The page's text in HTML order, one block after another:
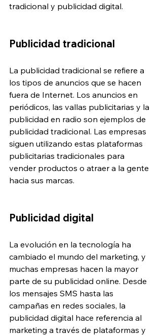
tradicional y publicidad digital.
Publicidad tradicional
La publicidad tradicional se refiere a
los tipos de anuncios que se hacen
fuera de Internet. Los anuncios en
periódicos, las vallas publicitarias y la
publicidad en radio son ejemplos de
publicidad tradicional. Las empresas
siguen utilizando estas plataformas
publicitarias tradicionales para
vender productos o atraer a la gente
hacia sus marcas.
Publicidad digital
La evolución en la tecnología ha
cambiado el mundo del marketing, y
muchas empresas hacen la mayor
parte de su publicidad online. Desde
los mensajes SMS hasta las
campañas en redes sociales, la
publicidad digital hace referencia al
marketing a través de plataformas y